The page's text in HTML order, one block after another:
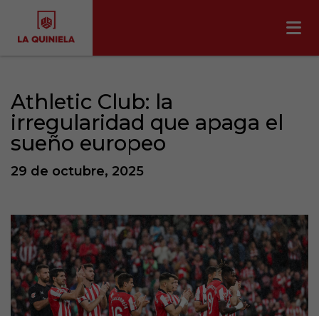
Athletic Club: la
irregularidad que apaga el
sueño europeo
29 de octubre, 2025